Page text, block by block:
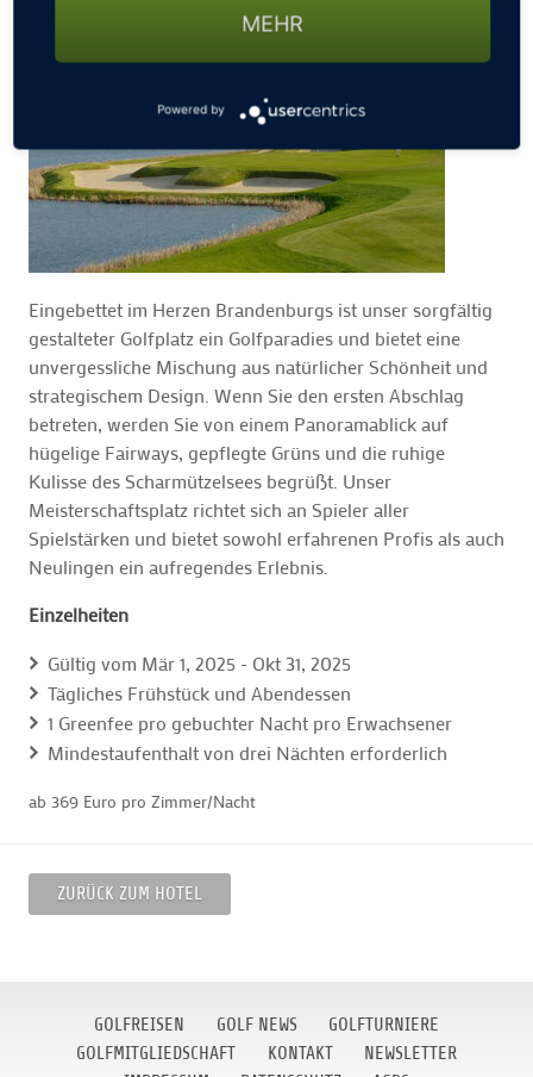
Eingebettet im Herzen Brandenburgs ist unser sorgfältig
gestalteter Golfplatz ein Golfparadies und bietet eine
unvergessliche Mischung aus natürlicher Schönheit und
strategischem Design. Wenn Sie den ersten Abschlag
betreten, werden Sie von einem Panoramablick auf
hügelige Fairways, gepflegte Grüns und die ruhige
Kulisse des Scharmützelsees begrüßt. Unser
Meisterschaftsplatz richtet sich an Spieler aller
Spielstärken und bietet sowohl erfahrenen Profis als auch
Neulingen ein aufregendes Erlebnis.
Einzelheiten
Gültig vom Mär 1, 2025 - Okt 31, 2025
Tägliches Frühstück und Abendessen
1 Greenfee pro gebuchter Nacht pro Erwachsener
Mindestaufenthalt von drei Nächten erforderlich
ab 369 Euro pro Zimmer/Nacht
ZURÜCK ZUM HOTEL
GOLFREISEN GOLF NEWS
GOLFTURNIERE
GOLFMITGLIEDSCHAFT
KONTAKT
NEWSLETTER
MEHR
Powered by